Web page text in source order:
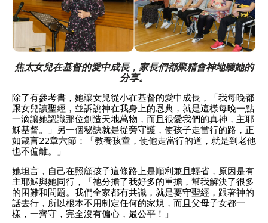
焦太女兒在基督的愛中成長，家長們都聚精會神地聽她的
分享。
除了有參考書，她讓女兒從小在基督的愛中成長，「我每晚都
跟女兒讀聖經，並訴說神在我身上的恩典，就是這樣每晚一點
一滴讓她認識那位創造天地萬物，而且很愛我們的真神，主耶
穌基督。」另一個秘訣就是從旁守護，使孩子走當行的路，正
如箴言22章六節：「教養孩童，使他走當行的道，就是到老他
也不偏離。」
她坦言，自己在照顧孩子這條路上是順利兼且輕省，原因是有
主耶穌與她同行，「祂分擔了我好多的重擔，幫我解決了很多
的困難和問題。我們全家都有共識，就是要守聖經，跟著神的
話去行，所以根本不用制定任何的家規，而且父母子女都一
樣，一齊守，完全沒有偏心，最公平！」